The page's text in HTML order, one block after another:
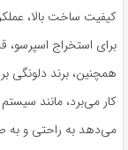
کیفیت ساخت بالا،
برای استخراج
همچنین، برند دلونگی
می‌دهد به راحتی و به